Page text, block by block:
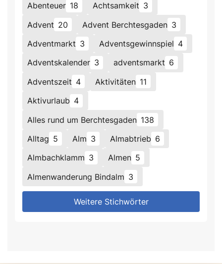
Abenteuer 18 Achtsamkeit 3
Advent 20 Advent Berchtesgaden 3
Adventmarkt 3 Adventsgewinnspiel 4
Adventskalender 3 adventsmarkt 6
Adventszeit 4 Aktivitäten 11
Aktivurlaub 4
Alles rund um Berchtesgaden 138
Alltag 5 Alm 3 Almabtrieb 6
Almbachklamm 3 Almen 5
Almenwanderung Bindalm 3
Weitere Stichwörter